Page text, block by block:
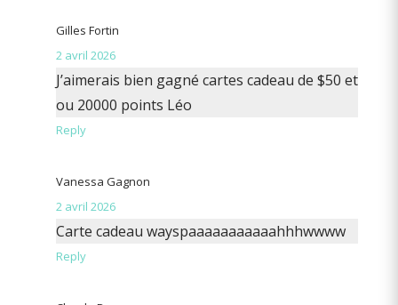
Gilles Fortin
2 avril 2026
J’aimerais bien gagné cartes cadeau de $50 et
ou 20000 points Léo
Reply
Vanessa Gagnon
2 avril 2026
Carte cadeau wayspaaaaaaaaaaahhhwwww
Reply